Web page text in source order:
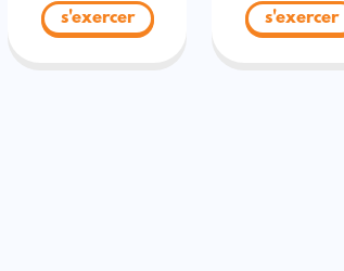
s'exercer s'exercer